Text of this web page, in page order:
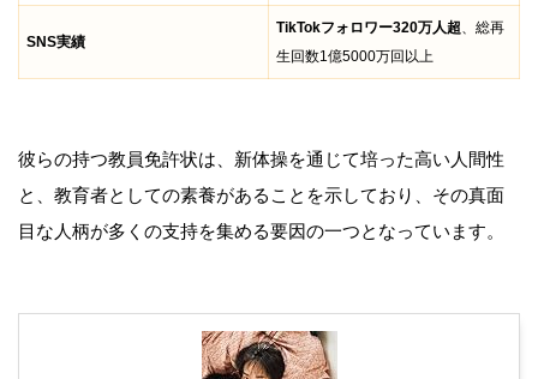
SNS実績
TikTokフォロワー320万人超 、総再
生回数1億5000万回以上
彼らの持つ教員免許状は、新体操を通じて培った高い人間性
と、教育者としての素養があることを示しており、その真面
目な人柄が多くの支持を集める要因の一つとなっています。